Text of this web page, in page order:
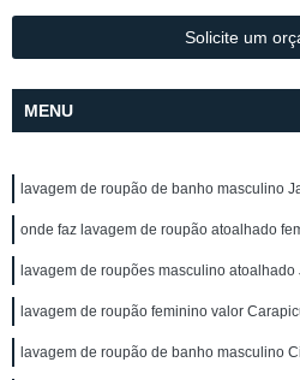
Solicite um
MENU
lavagem de roupão de banho masculino
onde faz lavagem de roupão atoalhado
lavagem de roupões masculino
lavagem de roupão feminino valor
lavagem de roupão de banho masculino